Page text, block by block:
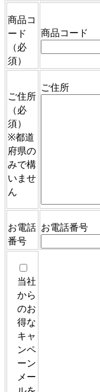
商品コ
ード
（必
須）
商品コード
ご住所
（必
須）
※都道
府県の
みで構
いませ
ん
ご住所
お電話
番号
お電話番号
当社
から
のお
得な
キャ
ンペ
ーン
メー